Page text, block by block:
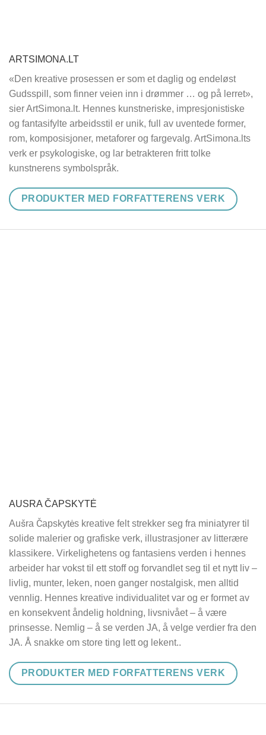
ARTSIMONA.LT
«Den kreative prosessen er som et daglig og endeløst
Gudsspill, som finner veien inn i drømmer … og på lerret»,
sier ArtSimona.lt. Hennes kunstneriske, impresjonistiske
og fantasifylte arbeidsstil er unik, full av uventede former,
rom, komposisjoner, metaforer og fargevalg. ArtSimona.lts
verk er psykologiske, og lar betrakteren fritt tolke
kunstnerens symbolspråk.
PRODUKTER MED FORFATTERENS VERK
AUSRA ČAPSKYTĖ
Aušra Čapskytės kreative felt strekker seg fra miniatyrer til
solide malerier og grafiske verk, illustrasjoner av litterære
klassikere. Virkelighetens og fantasiens verden i hennes
arbeider har vokst til ett stoff og forvandlet seg til et nytt liv –
livlig, munter, leken, noen ganger nostalgisk, men alltid
vennlig. Hennes kreative individualitet var og er formet av
en konsekvent åndelig holdning, livsnivået – å være
prinsesse. Nemlig – å se verden JA, å velge verdier fra den
JA. Å snakke om store ting lett og lekent..
PRODUKTER MED FORFATTERENS VERK